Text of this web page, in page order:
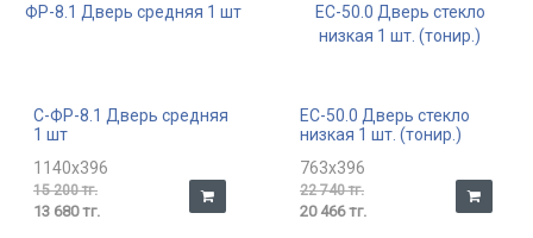
С-ФР-8.1 Дверь средняя
1 шт
1140x396
15 200 тг.
13 680 тг.
ЕС-50.0 Дверь стекло
низкая 1 шт. (тонир.)
763x396
22 740 тг.
20 466 тг.